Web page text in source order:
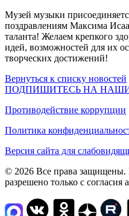
Музей музыки
поздравлениям Максима
таланта! Желаем крепкого
идей, возможностей для их
творческих достижений!
Вернуться к списку новостей
ПОДПИШИТЕСЬ НА
Противодействие коррупции
Политика
Версия сайта для
© 2026 Все права защищены.
разрешено только с согласия